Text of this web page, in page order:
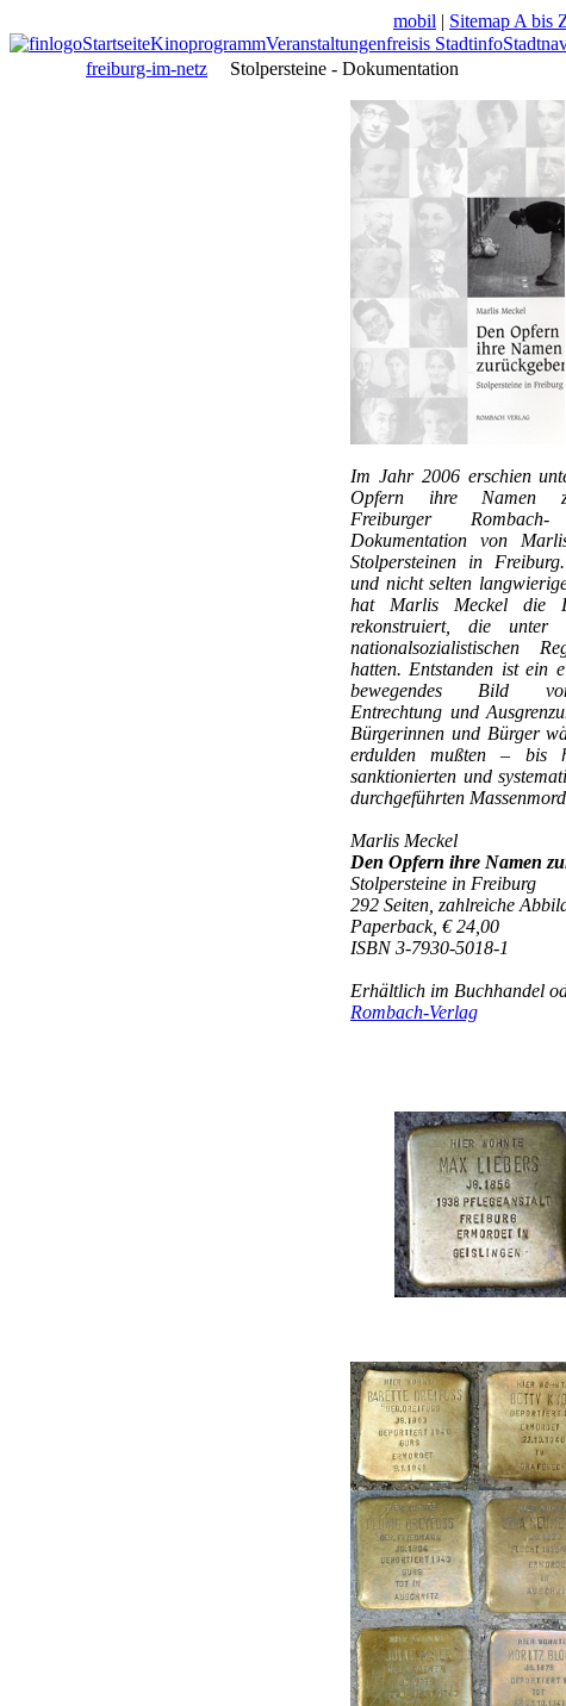
mobil | Sitemap A bis
StartseiteKinoprogrammVeranstaltungenfreisis Stadtinfo
freiburg-im-netz
Stolpersteine - Dokumentation
Im Jahr 2006 erschien
Opfern ihre Namen
Freiburger
Dokumentation von
Stolpersteinen in
und nicht selten
hat Marlis Meckel die
rekonstruiert, die unter
nationalsozialistischen
hatten. Entstanden ist ein
bewegendes Bild
Entrechtung und
Bürgerinnen und Bürger
erdulden mußten – bis
sanktionierten und
durchgeführten
Marlis Meckel
Den Opfern ihre Namen
Stolpersteine in Freiburg
292 Seiten, zahlreiche
Paperback, € 24,00
ISBN 3-7930-5018-1
Erhältlich im Buchhandel
Rombach-Verlag